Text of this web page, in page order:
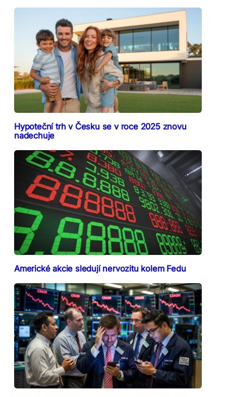
Hypoteční trh v Česku se v roce 2025 znovu
nadechuje
Americké akcie sledují nervozitu kolem Fedu